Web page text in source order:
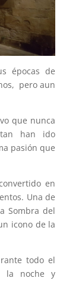
épocas de
pero aun
que nunca
han ido
pasión que
en
Una de
Sombra del
icono de la
todo el
la noche y